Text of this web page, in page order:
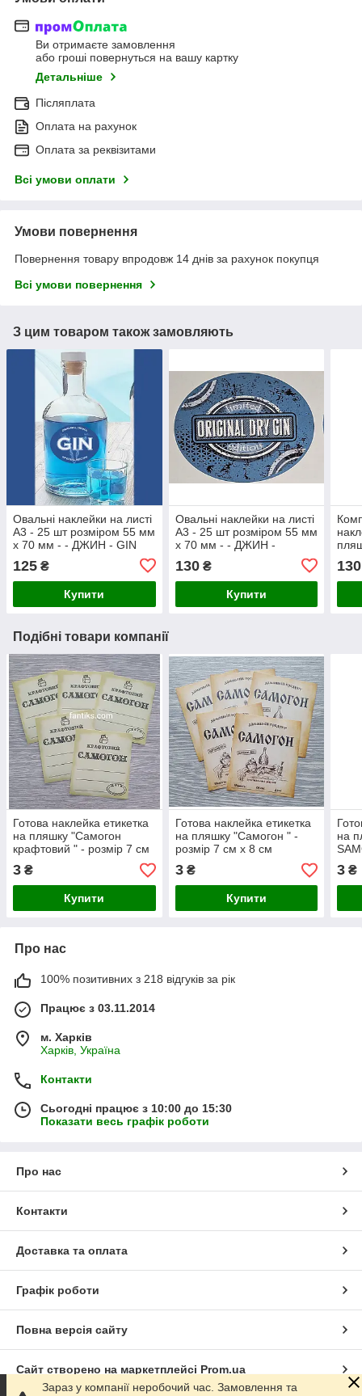
Ви отримаєте замовлення
або гроші повернуться на вашу картку
Детальніше
Післяплата
Оплата на рахунок
Оплата за реквізитами
Всі умови оплати
Умови повернення
Повернення товару впродовж 14 днів за рахунок покупця
Всі умови повернення
З цим товаром також замовляють
Овальні наклейки на листі
А3 - 25 шт розміром 55 мм
х 70 мм - - ДЖИН - GIN
125 ₴
Купити
Овальні наклейки на листі
А3 - 25 шт розміром 55 мм
х 70 мм - - ДЖИН -
130₴
Купити
130
Подібні товари компанії
Готова наклейка етикетка
на пляшку "Самогон
крафтовий " - розмір 7 см
х 8 см
3 ₴
Купити
Готова наклейка етикетка
на пляшку "Самогон " -
розмір 7 см х 8 см
3₴
Купити
на
х 8
3 ₴
Про нас
100% позитивних з 218 відгуків за рік
Працює з 03.11.2014
м. Харків
Харків, Україна
Контакти
Сьогодні працює з 10:00 до 15:30
Показати весь графік роботи
Про нас
Контакти
Доставка та оплата
Графік роботи
Повна версія сайту
Сайт створено на маркетплейсі Prom.ua
Зараз у компанії неробочий час. Замовлення та